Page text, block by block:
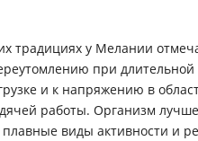
традициях у Мелании
при длительной
и к напряжению в
работы. Организм лучше
плавные виды активности и